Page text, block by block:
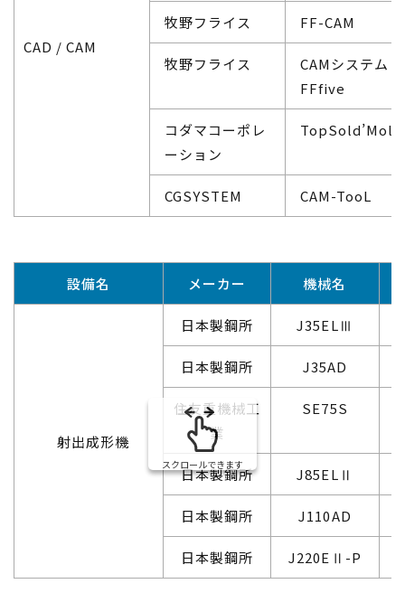
CAD / CAM
牧野フライス FF-CAM
牧野フライス
CAMシステム
FFfive
コダマコーポレ
ーション
TopSold’Mold
CGSYSTEM CAM-TooL
設備名 メーカー 機械名
射出成形機
日本製鋼所 J35ELⅢ
日本製鋼所 J35AD
住友重機械工
業
SE75S
日本製鋼所 J85ELⅡ
日本製鋼所 J110AD
日本製鋼所 J220EⅡ-P
スクロールできます